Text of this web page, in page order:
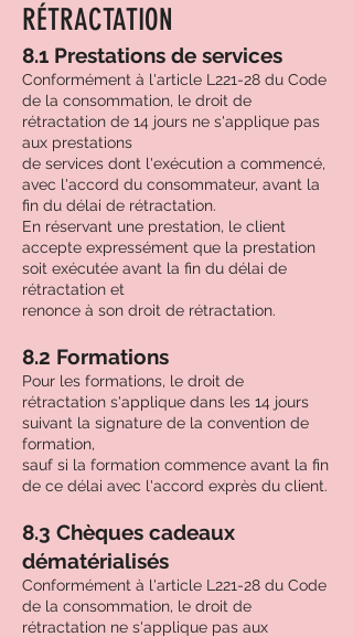
RÉTRACTATION
8.1 Prestations de services
Conformément à l'article L221-28 du Code
de la consommation, le droit de
rétractation de 14 jours ne s'applique pas
aux prestations
de services dont l'exécution a commencé,
avec l'accord du consommateur, avant la
fin du délai de rétractation.
En réservant une prestation, le client
accepte expressément que la prestation
soit exécutée avant la fin du délai de
rétractation et
renonce à son droit de rétractation.
8.2 Formations
Pour les formations, le droit de
rétractation s'applique dans les 14 jours
suivant la signature de la convention de
formation,
sauf si la formation commence avant la fin
de ce délai avec l'accord exprès du client.
8.3 Chèques cadeaux
dématérialisés
Conformément à l'article L221-28 du Code
de la consommation, le droit de
rétractation ne s'applique pas aux